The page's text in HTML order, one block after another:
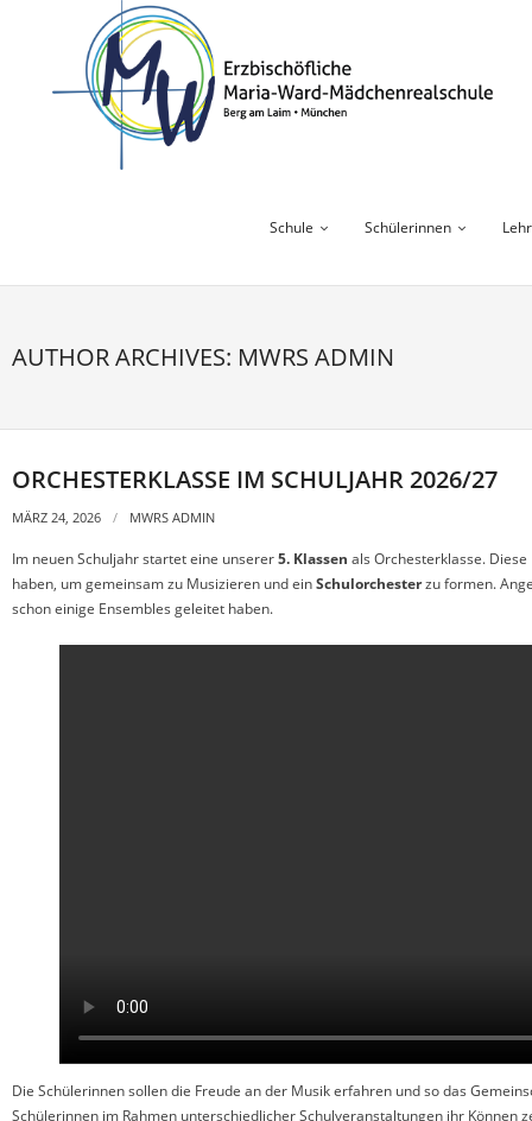
Schule Schülerinnen
AUTHOR ARCHIVES: MWRS ADMIN
ORCHESTERKLASSE IM SCHULJAHR 2026/27
MÄRZ 24, 2026 MWRS ADMIN
Im neuen Schuljahr startet eine unserer5. Klassen als Orchesterklasse.
haben, um gemeinsam zu Musizieren und einSchulorchesterzu formen.
schon einige Ensembles geleitet haben.
Die Schülerinnen sollen die Freude an der Musik erfahren und so das
Schülerinnen im Rahmen unterschiedlicher Schulveranstaltungen ihr Können